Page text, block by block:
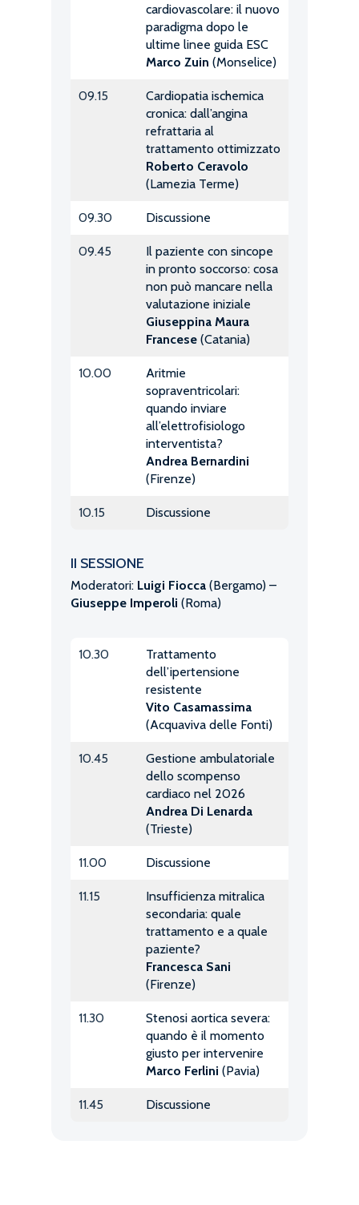
cardiovascolare: il nuovo
paradigma dopo le
ultime linee guida ESC
Marco Zuin (Monselice)
09.15
Cardiopatia ischemica
cronica: dall’angina
refrattaria al
trattamento ottimizzato
Roberto Ceravolo
(Lamezia Terme)
09.30 Discussione
09.45
Il paziente con sincope
in pronto soccorso: cosa
non può mancare nella
valutazione iniziale
Giuseppina Maura
Francese (Catania)
10.00
Aritmie
sopraventricolari:
quando inviare
all’elettrofisiologo
interventista?
Andrea Bernardini
(Firenze)
10.15 Discussione
II SESSIONE
Moderatori: Luigi Fiocca (Bergamo) –
Giuseppe Imperoli (Roma)
10.30
Trattamento
dell’ipertensione
resistente
Vito Casamassima
(Acquaviva delle Fonti)
10.45
Gestione ambulatoriale
dello scompenso
cardiaco nel 2026
Andrea Di Lenarda
(Trieste)
11.00 Discussione
11.15
Insufficienza mitralica
secondaria: quale
trattamento e a quale
paziente?
Francesca Sani
(Firenze)
11.30
Stenosi aortica severa:
quando è il momento
giusto per intervenire
Marco Ferlini (Pavia)
11.45 Discussione